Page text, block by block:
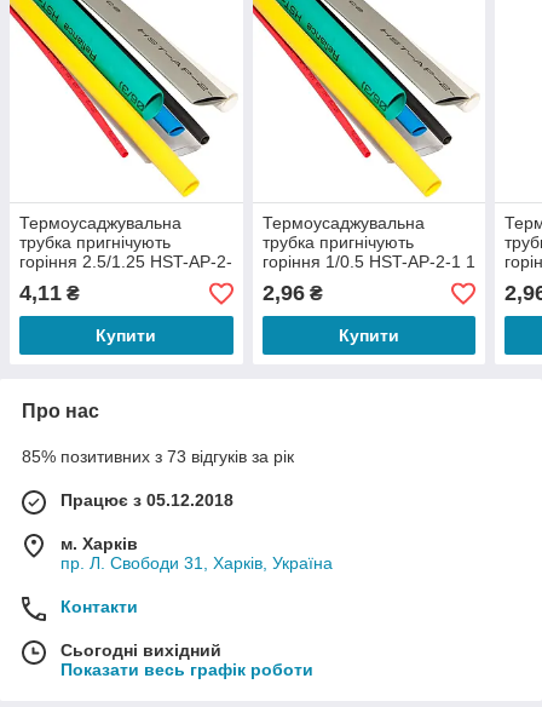
Термоусаджувальна
трубка пригнічують
горіння 2.5/1.25 HST-AP-2-
1 1 метр
4,11 ₴
Купити
Термоусаджувальна
трубка пригнічують
горіння 1/0.5 HST-AP-2-1 1
метр
2,96₴
Купити
Про нас
85% позитивних з 73 відгуків за рік
Працює з 05.12.2018
м. Харків
пр. Л. Свободи 31, Харків, Україна
Контакти
Сьогодні вихідний
Показати весь графік роботи